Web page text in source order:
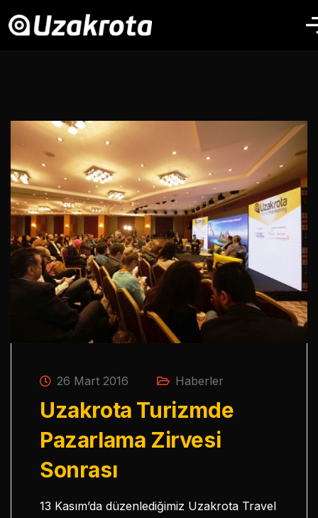
26 Mart 2016 Haberler
Uzakrota Turizmde
Pazarlama Zirvesi
Sonrası
13 Kasım’da düzenlediğimiz Uzakrota Travel